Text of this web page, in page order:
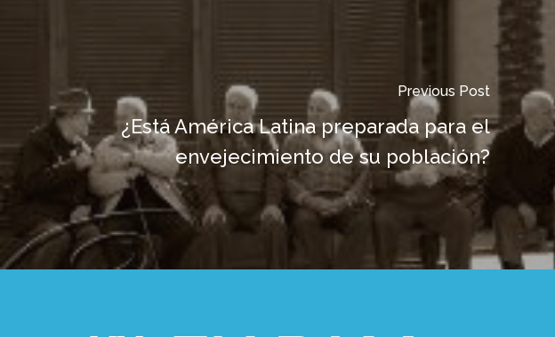
Previous Post
¿Está América Latina preparada para el
envejecimiento de su población?